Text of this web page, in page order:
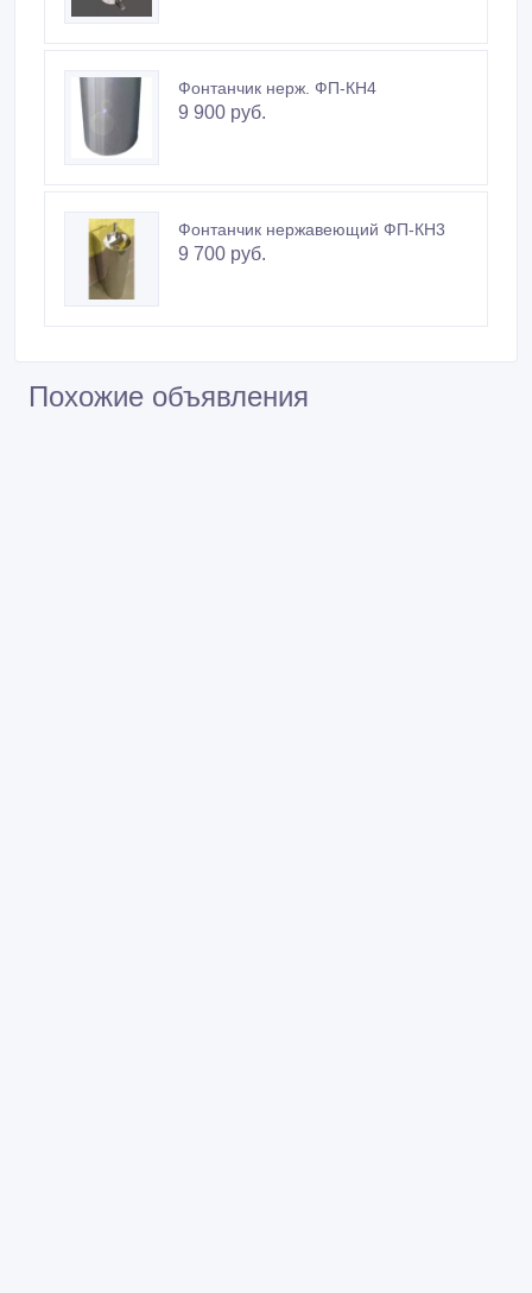
Фонтанчик нерж. ФП-КН4
9 900 руб.
Фонтанчик нержавеющий ФП-КН3
9 700 руб.
Похожие объявления